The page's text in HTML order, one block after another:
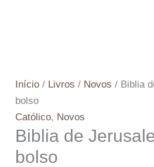
Início / Livros / Novos / Biblia
bolso
Católico, Novos
Biblia de
bolso